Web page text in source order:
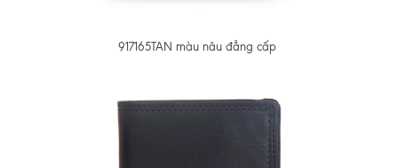
917165TAN màu nâu đẳng cấp